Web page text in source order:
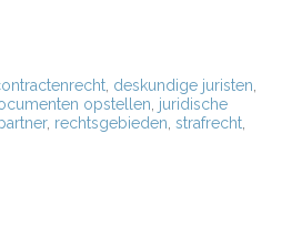
deskundige juristen
opstellen juridische
, rechtsgebieden strafrecht